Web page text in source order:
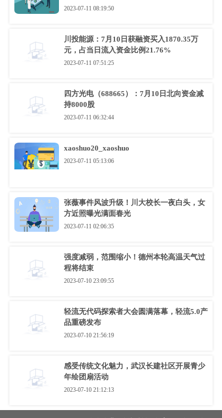
2023-07-11 08:19:50
川投能源：7月10日获融资买入1870.35万
元，占当日流入资金比例21.76%
2023-07-11 07:51:25
四方光电（688665）：7月10日北向资金减
持8000股
2023-07-11 06:32:44
xaoshuo20_xaoshuo
2023-07-11 05:13:06
张薇事件风波升级！川大校长一夜白头，女
方近照曝光满面春光
2023-07-11 02:06:35
强度减弱，范围缩小！德州本轮高温天气过
程将结束
2023-07-10 23:09:55
轻流无代码探索者大会圆满落幕，轻流5.0产
品重磅发布
2023-07-10 21:56:19
感受传统文化魅力，武汉长建社区开展青少
年绘团扇活动
2023-07-10 21:12:13